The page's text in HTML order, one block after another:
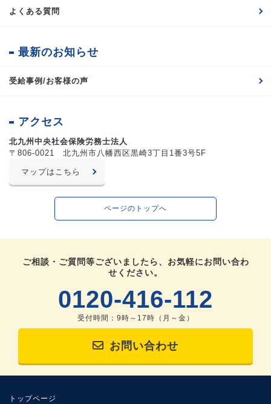
よくある質問
最新のお知らせ
受給事例/お客様の声
アクセス
北九州中央社会保険労務士法人
〒806-0021 北九州市八幡西区黒崎3丁目1番3号5F
マップはこちら
ページのトップへ
ご相談・ご質問等ございましたら、お気軽にお問い合わ
せください。
0120-416-112
受付時間：9時～17時（月～金）
お問い合わせ
トップページ